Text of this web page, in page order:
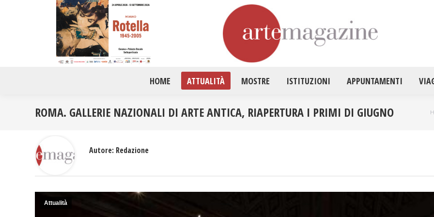
HOME ATTUALITÀ MOSTRE ISTITUZIONI APPUNTAMENTI
ROMA. GALLERIE NAZIONALI DI ARTE ANTICA, RIAPERTURA I PRIMI DI GIUGNO
Attualità
Autore: Redazione
HOME